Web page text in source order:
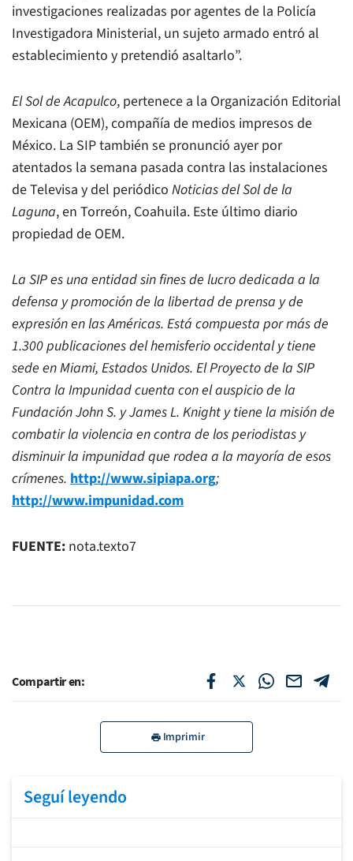
investigaciones realizadas por agentes de la Policía
Investigadora Ministerial, un sujeto armado entró al
establecimiento y pretendió asaltarlo”.
El Sol de Acapulco, pertenece a la Organización Editorial
Mexicana (OEM), compañía de medios impresos de
México. La SIP también se pronunció ayer por
atentados la semana pasada contra las instalaciones
de Televisa y del periódico Noticias del Sol de la
Laguna, en Torreón, Coahuila. Este último diario
propiedad de OEM.
La SIP es una entidad sin fines de lucro dedicada a la
defensa y promoción de la libertad de prensa y de
expresión en las Américas. Está compuesta por más de
1.300 publicaciones del hemisferio occidental y tiene
sede en Miami, Estados Unidos. El Proyecto de la SIP
Contra la Impunidad cuenta con el auspicio de la
Fundación John S. y James L. Knight y tiene la misión de
combatir la violencia en contra de los periodistas y
disminuir la impunidad que rodea a la mayoría de esos
crímenes. http://www.sipiapa.org;
http://www.impunidad.com
FUENTE: nota.texto7
Compartir en:
Imprimir
Seguí leyendo